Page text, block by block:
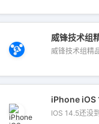
Beta1？昨日凌晨，
威锋技术组
有所增加？iOS 14.4.2
iPhone iOS
IOS 14.5还没